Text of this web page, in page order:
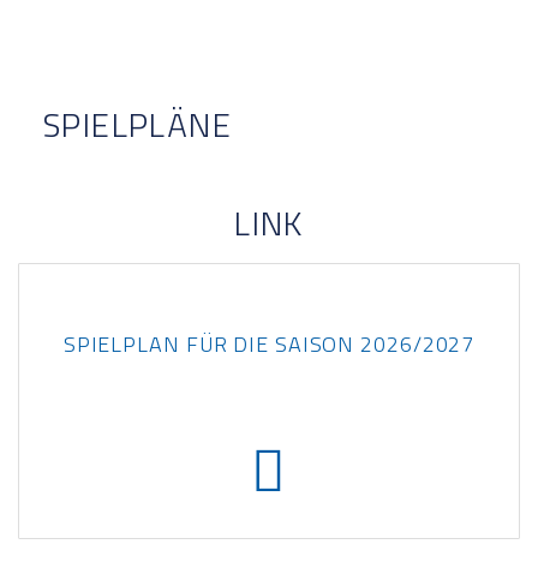
SPIELPLÄNE
LINK
SPIELPLAN FÜR DIE SAISON 2026/2027

